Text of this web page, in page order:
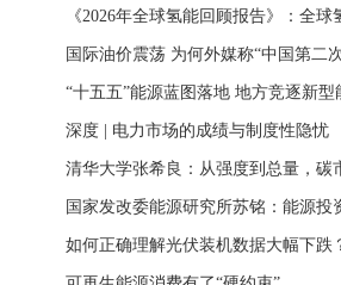
《2026年全球氢能回顾报告》：全球
国际油价震荡 为何外媒称“中国第二
“十五五”能源蓝图落地 地方竞逐新型
深度 | 电力市场的成绩与制度性隐忧
清华大学张希良：从强度到总量，碳
国家发改委能源研究所苏铭：能源投
如何正确理解光伏装机数据大幅下跌